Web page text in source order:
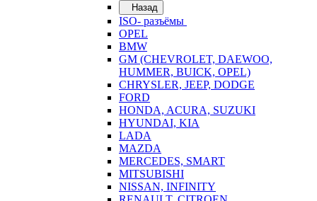
Назад
ISO- разъёмы
OPEL
BMW
GM (CHEVROLET, DAEWOO,
HUMMER, BUICK, OPEL)
CHRYSLER, JEEP, DODGE
FORD
HONDA, ACURA, SUZUKI
HYUNDAI, KIA
LADA
MAZDA
MERCEDES, SMART
MITSUBISHI
NISSAN, INFINITY